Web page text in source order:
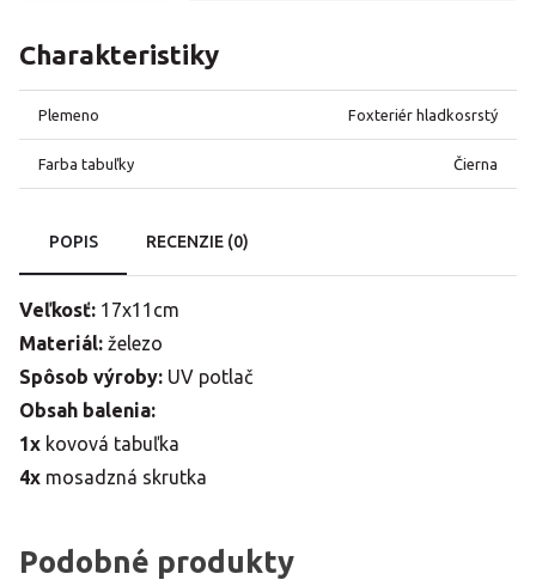
Charakteristiky
Plemeno Foxteriér hladkosrstý
Farba tabuľky Čierna
POPIS RECENZIE (0)
Veľkosť: 17x11cm
Materiál: železo
Spôsob výroby: UV potlač
Obsah balenia:
1x kovová tabuľka
4x mosadzná skrutka
Podobné produkty